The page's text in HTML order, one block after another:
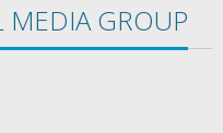
MEDIA GROUP